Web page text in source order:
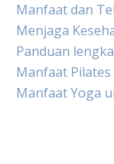
Manfaat dan
Menjaga
Panduan
Manfaat
Manfaat Yoga